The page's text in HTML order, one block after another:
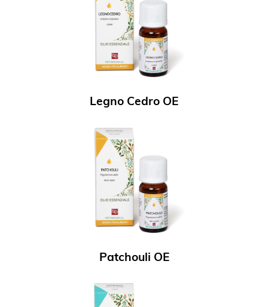
Legno Cedro OE
Patchouli OE